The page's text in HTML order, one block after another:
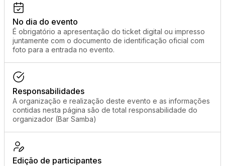
No dia do evento
É obrigatório a apresentação do ticket digital ou impresso
juntamente com o documento de identificação oficial com
foto para a entrada no evento.
Responsabilidades
A organização e realização deste evento e as informações
contidas nesta página são de total responsabilidade do
organizador (Bar Samba)
Edição de participantes